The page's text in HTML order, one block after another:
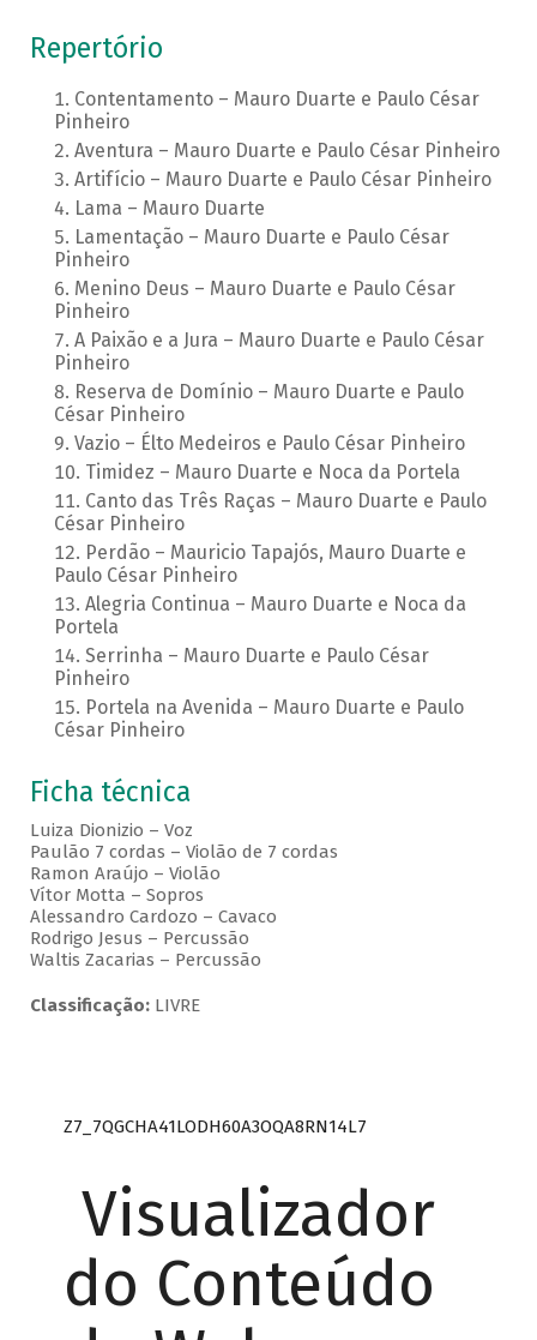
Repertório
Contentamento – Mauro Duarte e Paulo César
Pinheiro
Aventura – Mauro Duarte e Paulo César Pinheiro
Artifício – Mauro Duarte e Paulo César Pinheiro
Lama – Mauro Duarte
Lamentação – Mauro Duarte e Paulo César
Pinheiro
Menino Deus – Mauro Duarte e Paulo César
Pinheiro
A Paixão e a Jura – Mauro Duarte e Paulo César
Pinheiro
Reserva de Domínio – Mauro Duarte e Paulo
César Pinheiro
Vazio – Élto Medeiros e Paulo César Pinheiro
Timidez – Mauro Duarte e Noca da Portela
Canto das Três Raças – Mauro Duarte e Paulo
César Pinheiro
Perdão – Mauricio Tapajós, Mauro Duarte e
Paulo César Pinheiro
Alegria Continua – Mauro Duarte e Noca da
Portela
Serrinha – Mauro Duarte e Paulo César
Pinheiro
Portela na Avenida – Mauro Duarte e Paulo
César Pinheiro
Ficha técnica
Luiza Dionizio – Voz
Paulão 7 cordas – Violão de 7 cordas
Ramon Araújo – Violão
Vítor Motta – Sopros
Alessandro Cardozo – Cavaco
Rodrigo Jesus – Percussão
Waltis Zacarias – Percussão
Classificação:LIVRE
Z7_7QGCHA41LODH60A3OQA8RN14L7
Visualizador
do Conteúdo